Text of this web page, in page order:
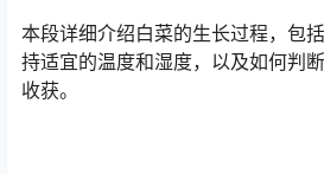
本段详细介绍白菜的生长过程，包
持适宜的温度和湿度，以及如何判
收获。